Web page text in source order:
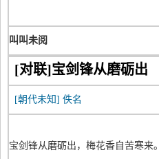
叫叫未阅
[对联]宝剑锋从磨砺出
[朝代未知] 佚名
宝剑锋从磨砺出，梅花香自苦寒来。